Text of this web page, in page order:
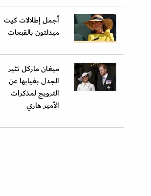
أجمل إطلالات كيت
ميدلتون بالقبعات
ميغان ماركل تثير
الجدل بغيابها عن
الترويج لمذكرات
الأمير هاري